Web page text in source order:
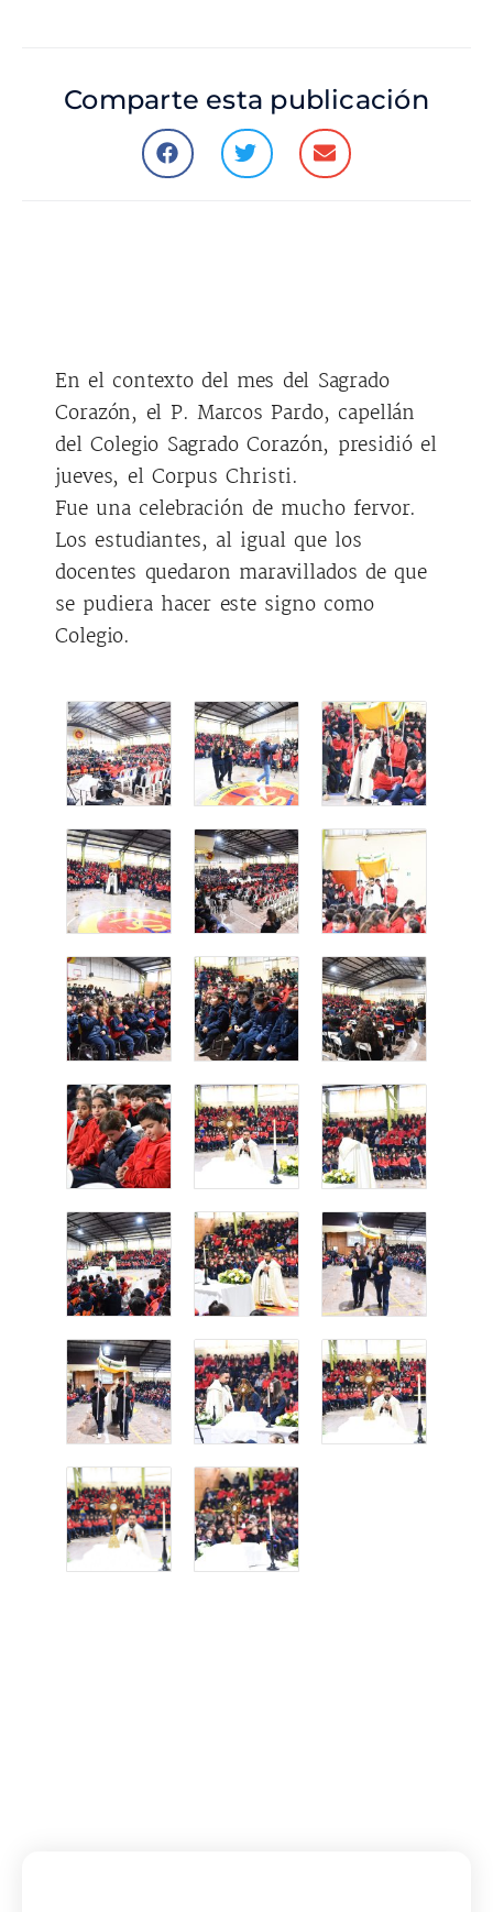
Comparte esta publicación
En el contexto del mes del Sagrado
Corazón, el P. Marcos Pardo, capellán
del Colegio Sagrado Corazón, presidió el
jueves, el Corpus Christi.
Fue una celebración de mucho fervor.
Los estudiantes, al igual que los
docentes quedaron maravillados de que
se pudiera hacer este signo como
Colegio.